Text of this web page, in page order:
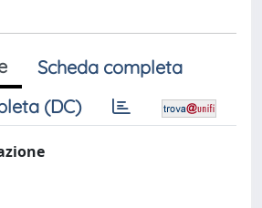
Scheda completa
(DC)